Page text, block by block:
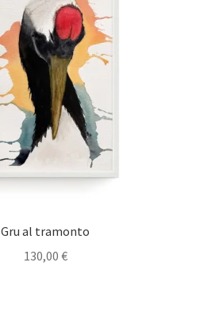
Gru al tramonto
130,00 €